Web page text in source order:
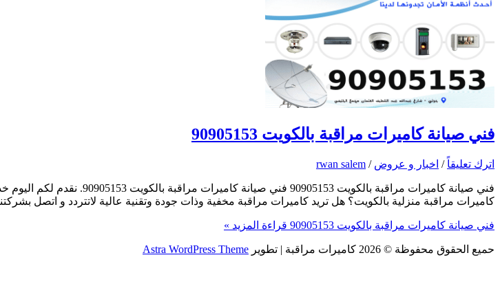
فني صيانة كاميرات مراقبة بالكويت 90905153
اترك تعليقاً / اخبار و عروض /
rwan salem
فني صيانة كاميرات مراقبة
كاميرات مراقبة منزلية بالكويت؟ هل تريد كاميرات مراقبة مخفية وذات جودة وتقنية عالية لاتتردد و اتصل
فني صيانة كاميرات مراقبة بالكويت 90905153 قراءة المزيد »
حميع الحقوق محفوظة © 2026 كاميرات مراقبة | تطوير Astra WordPress Theme